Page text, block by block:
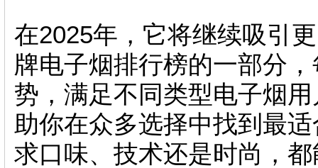
在2025年，它将继续吸引
牌电子烟排行榜的一部分
势，满足不同类型电子烟
助你在众多选择中找到最
求口味、技术还是时尚，